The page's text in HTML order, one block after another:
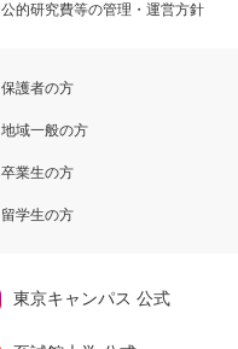
公的研究費等の管理・運営方針
保護者の方
地域一般の方
卒業生の方
留学生の方
東京キャンパス 公式